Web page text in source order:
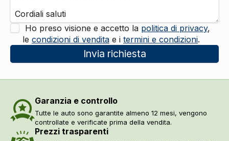
Vetri
Alzacristalli elettrici anteriori e posteriori DI SERIE
Ho preso visione e accetto la politica di privacy,
le condizioni di vendita e i termini e condizioni.
Invia richiesta
Garanzia e controllo
Tutte le auto sono garantite almeno 12 mesi, vengono
controllate e verificate prima della vendita.
Prezzi trasparenti